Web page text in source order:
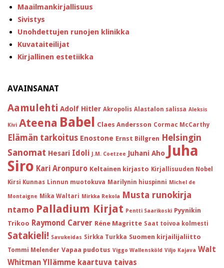
Maailmankirjallisuus
Sivistys
Unohdettujen runojen klinikka
Kuvataiteilijat
Kirjallinen estetiikka
AVAINSANAT
Aamulehti Adolf Hitler Akropolis Alastalon salissa Aleksis
Kivi Ateena Babel Claes Andersson Cormac McCarthy
Elämän tarkoitus Enostone Ernst Billgren Helsingin
Sanomat Hesari Idoli J.M. Coetzee Juhani Aho Juha
Siro Kari Aronpuro Keltainen kirjasto Kirjallisuuden Nobel
Kirsi Kunnas Linnun muotokuva Marilynin hiuspinni Michel de
Montaigne Mika Waltari Mirkka Rekola Musta runokirja
ntamo Palladium Kirjat Pentti Saarikoski Pyynikin
Trikoo Raymond Carver Réne Magritte Saat toivoa kolmesti
Satakieli! Savukeidas Sirkka Turkka Suomen kirjailijaliitto
Tommi Melender Vapaa pudotus Viggo Wallensköld Viljo Kajava Walt
Whitman Yllämme kaartuva taivas